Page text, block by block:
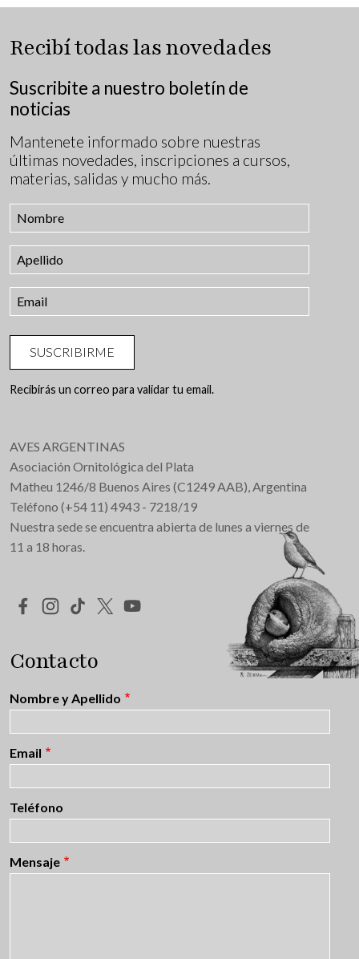
Recibí todas las novedades
Suscribite a nuestro boletín de
noticias
Mantenete informado sobre nuestras
últimas novedades, inscripciones a cursos,
materias, salidas y mucho más.
SUSCRIBIRME
Recibirás un correo para validar tu email.
AVES ARGENTINAS
Asociación Ornitológica del Plata
Matheu 1246/8 Buenos Aires (C1249 AAB), Argentina
Teléfono (+54 11) 4943 - 7218/19
Nuestra sede se encuentra abierta de lunes a viernes de
11 a 18 horas.
Redes Sociales
Contacto
Nombre y Apellido
Email
Teléfono
Mensaje